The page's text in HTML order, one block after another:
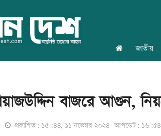
জাতীয়
বাজরে আগুন,
প্রকাশিত: ১৫:৪৪, ১১ নভেম্বর ২০২৪ আপডেট: ১৬:৫৪,